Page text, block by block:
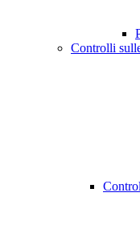
Controlli